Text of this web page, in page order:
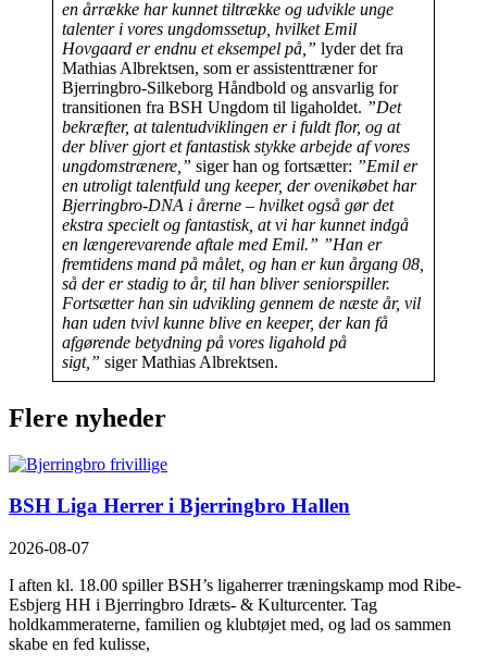
en årrække har kunnet tiltrække og udvikle unge
talenter i vores ungdomssetup, hvilket Emil
Hovgaard er endnu et eksempel på,” lyder det fra
Mathias Albrektsen, som er assistenttræner for
Bjerringbro-Silkeborg Håndbold og ansvarlig for
transitionen fra BSH Ungdom til ligaholdet. ”Det
bekræfter, at talentudviklingen er i fuldt flor, og at
der bliver gjort et fantastisk stykke arbejde af vores
ungdomstrænere,” siger han og fortsætter: ”Emil er
en utroligt talentfuld ung keeper, der ovenikøbet har
Bjerringbro-DNA i årerne – hvilket også gør det
ekstra specielt og fantastisk, at vi har kunnet indgå
en længerevarende aftale med Emil.” ”Han er
fremtidens mand på målet, og han er kun årgang 08,
så der er stadig to år, til han bliver seniorspiller.
Fortsætter han sin udvikling gennem de næste år, vil
han uden tvivl kunne blive en keeper, der kan få
afgørende betydning på vores ligahold på
sigt,” siger Mathias Albrektsen.
Flere nyheder
BSH Liga Herrer i Bjerringbro Hallen
2026-08-07
I aften kl. 18.00 spiller BSH’s ligaherrer træningskamp mod Ribe-
Esbjerg HH i Bjerringbro Idræts- & Kulturcenter. Tag
holdkammeraterne, familien og klubtøjet med, og lad os sammen
skabe en fed kulisse,